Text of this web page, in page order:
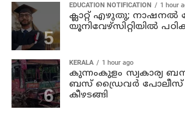
EDUCATION NOTIFICATION 1 hour
ക്ലാറ്റ് എഴുതു; നാഷനൽ
യൂനിവേഴ്‌സിറ്റിയിൽ
KERALA 1 hour ago
കുന്നംകുളം സ്വകാര്യ
ബസ് ഡ്രൈവര്‍ പോലീസ്
കീഴടങ്ങി